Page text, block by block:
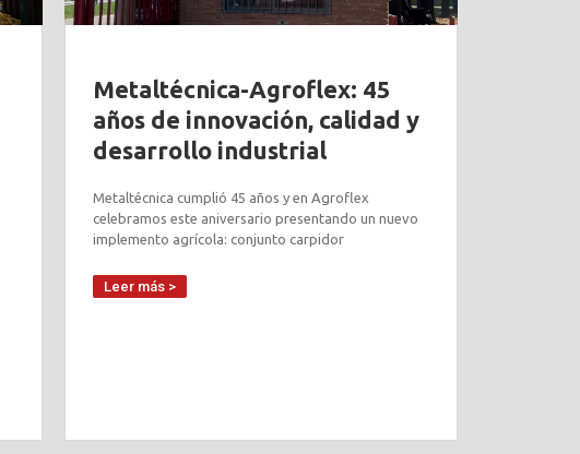
Metaltécnica-Agroflex: 45
años de innovación, calidad y
desarrollo industrial
Metaltécnica cumplió 45 años y en Agroflex
celebramos este aniversario presentando un nuevo
implemento agrícola: conjunto carpidor
Leer más >